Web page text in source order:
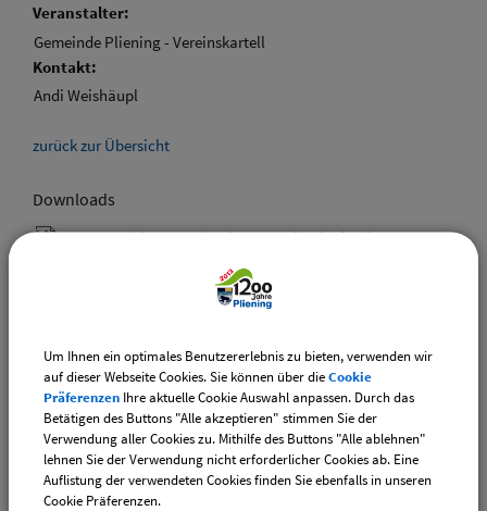
Gemeinde Pliening
Veranstalter:
Gemeinde Pliening - Vereinskartell
Kontakt:
Andi Weishäupl
zurück zur Übersicht
Downloads
Den gewählten Termin als VCS-Kalenderdatei
Den gewählten Termin als iCal-Kalenderdatei
Drucken
Um Ihnen ein optimales Benutzererlebnis zu bieten, verwenden wir
auf dieser Webseite Cookies. Sie können über dieCookie
Präferenzen Ihre aktuelle Cookie Auswahl anpassen. Durch das
Betätigen des Buttons "Alle akzeptieren" stimmen Sie der
Verwendung aller Cookies zu. Mithilfe des Buttons "Alle ablehnen"
lehnen Sie der Verwendung nicht erforderlicher Cookies ab. Eine
Auflistung der verwendeten Cookies finden Sie ebenfalls in unseren
Cookie Präferenzen.